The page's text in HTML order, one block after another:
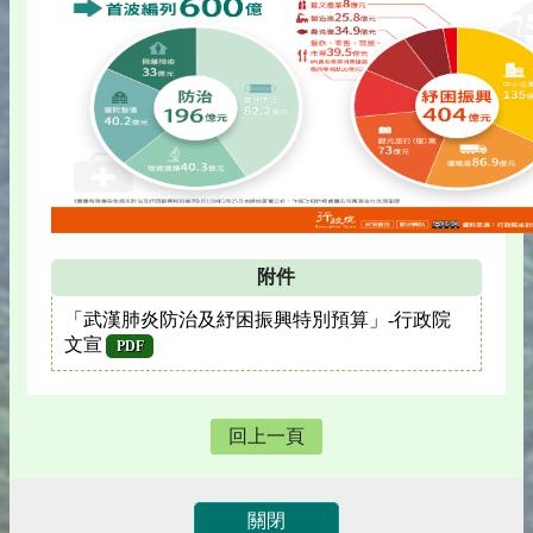
附件
「武漢肺炎防治及紓困振興特別預算」-行政院
文宣
PDF
回上一頁
關閉